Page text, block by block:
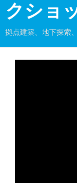
クショ
拠点建築、地下探索